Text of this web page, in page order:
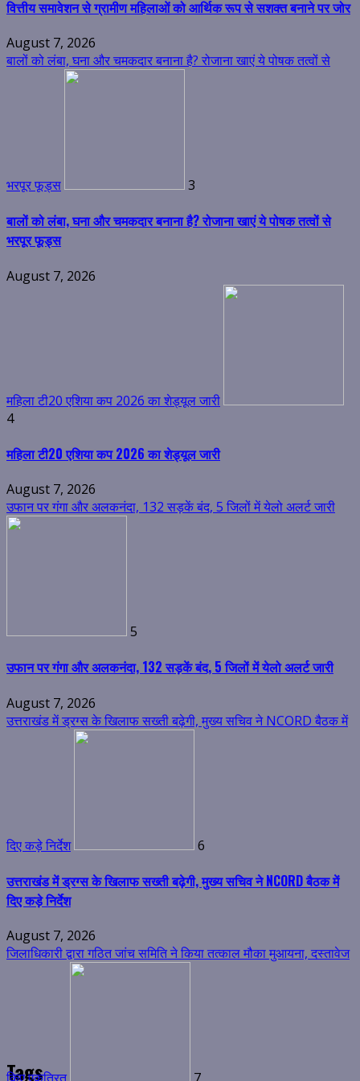
भरपूर फूड्स
August 7, 2026
4
महिला टी20 एशिया कप 2026 का शेड्यूल जारी
उफान पर गंगा और अलकनंदा, 132 सड़कें बंद, 5 जिलों में येलो अलर्ट जारी
5
उत्तराखंड में ड्रग्स के खिलाफ सख्ती बढ़ेगी, मुख्य सचिव ने NCORD बैठक में
दिए कड़े निर्देश
August 7, 2026
जिलाधिकारी द्वारा गठित जांच समिति ने किया तत्काल मौका मुआयना, दस्तावेज
किए एकत्रित 7
जिलाधिकारी द्वारा गठित जांच समिति ने किया तत्काल मौका मुआयना, दस्तावेज
किए एकत्रित
August 6, 2026
मुख्यमंत्री के निर्देशन में कांवड़ यात्रा के दौरान स्वास्थ्य व्यवस्थाओं पर जिला
Tags